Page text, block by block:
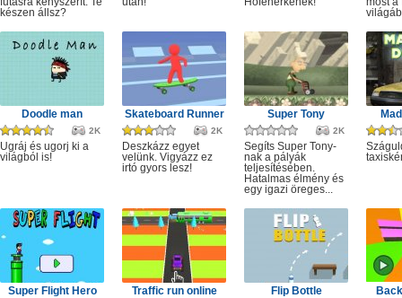
készen állsz?
Doodle man
2K
Ugráj és ugorj ki a
világból is!
Skateboard Runner
2K
Deszkázz egyet
velünk. Vigyázz ez
irtó gyors lesz!
Super Tony
2K
Segíts Super Tony-
nak a pályák
teljesítésében.
Hatalmas élmény és
egy igazi öreges...
Super Flight Hero Traffic run online Flip Bottle